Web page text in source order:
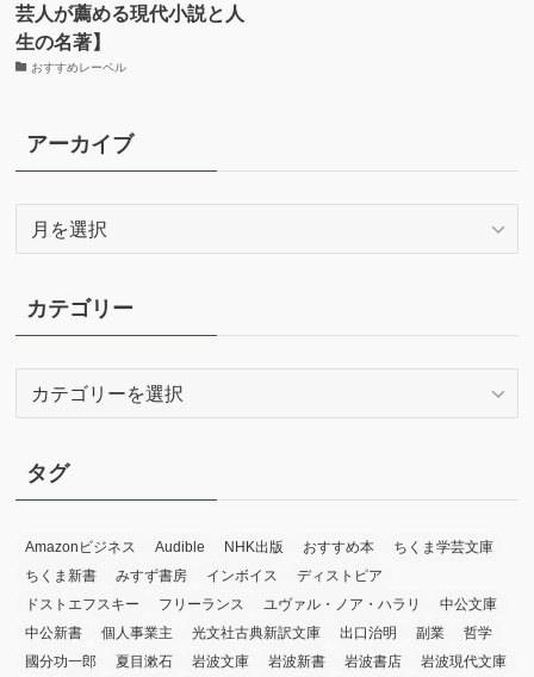
芸人が薦める現代小説と人
生の名著】
おすすめレーベル
アーカイブ
イ
ブ
カテゴリー
リ
ー
タグ
Amazonビジネス Audible NHK出版 おすすめ本
ちくま学芸文庫
ちくま新書
みすず書房 インボイス
ディストピア
ドストエフスキー
フリーランス ユヴァル・ノア・ハラリ
中公文庫
中公新書
個人事業主 光文社古典新訳文庫 出口治明 副業
哲学
國分功一郎
夏目漱石 岩波文庫 岩波新書 岩波書店 岩波現代文庫